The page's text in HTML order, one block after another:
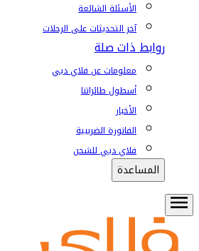
الأسئلة الشائعة
آخر التحديثات على الرحلات
روابط ذات صلة
معلومات عن فلاي دبي
أسطول طائراتنا
الأخبار
الفاتورة الضريبية
فلاي دبي للشحن
المساعدة